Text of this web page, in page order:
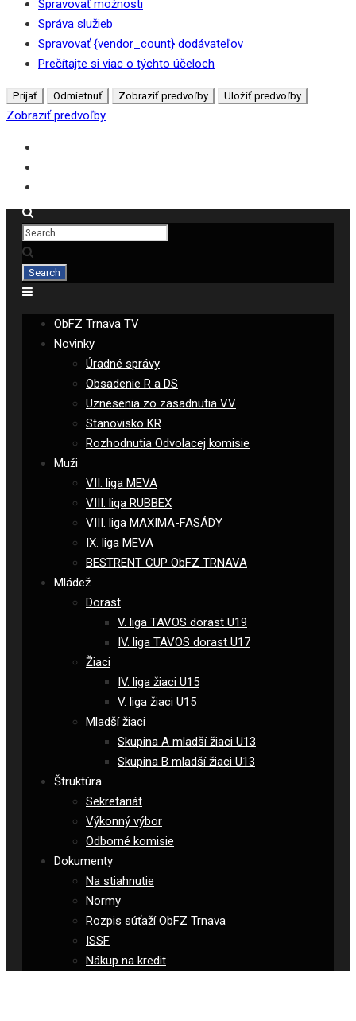
Spravovať možnosti
Správa služieb
Spravovať {vendor_count} dodávateľov
Prečítajte si viac o týchto účeloch
Prijať Odmietnuť Zobraziť predvoľby Uložiť predvoľby
Zobraziť predvoľby
ObFZ Trnava TV
Novinky
Úradné správy
Obsadenie R a DS
Uznesenia zo zasadnutia VV
Stanovisko KR
Rozhodnutia Odvolacej komisie
Muži
VII. liga MEVA
VIII. liga RUBBEX
VIII. liga MAXIMA-FASÁDY
IX. liga MEVA
BESTRENT CUP ObFZ TRNAVA
Mládež
Dorast
V. liga TAVOS dorast U19
IV. liga TAVOS dorast U17
Žiaci
IV. liga žiaci U15
V. liga žiaci U15
Mladší žiaci
Skupina A mladší žiaci U13
Skupina B mladší žiaci U13
Štruktúra
Sekretariát
Výkonný výbor
Odborné komisie
Dokumenty
Na stiahnutie
Normy
Rozpis súťaží ObFZ Trnava
ISSF
Nákup na kredit